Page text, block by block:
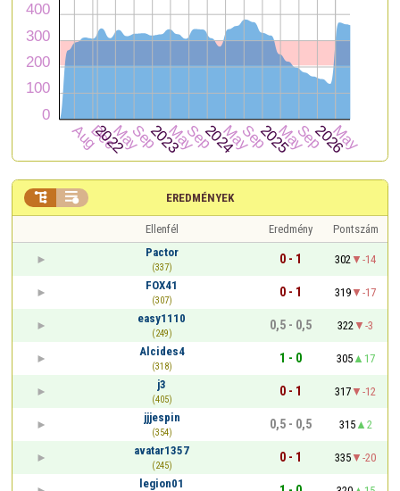
EREDMÉNYEK
 
Ellenfél Eredmény
Pontszám
Pactor
(337)
0 - 1 302
-14
FOX41
(307)
0 - 1 319
-17
easy1110
(249)
0,5 - 0,5 322
-3
Alcides4
(318)
1 - 0 305
17
j3
(405)
0 - 1 317
-12
jjjespin
(354)
0,5 - 0,5 315
2
avatar1357
(245)
0 - 1 335
-20
legion01